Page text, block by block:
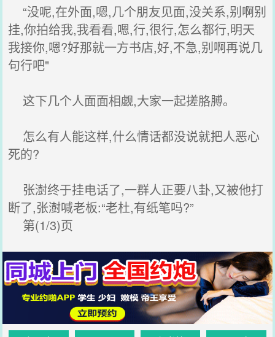
“没呢,在外面,嗯,几个朋友见面,没关系,别啊别
挂,你拍给我,我看看,嗯,行,很行,怎么都行,明天
我接你,嗯?好那就一方书店,好,不急,别啊再说几
句行吧"
这下几个人面面相觑,大家一起搓胳膊。
怎么有人能这样,什么情话都没说就把人恶心
死的?
张澍终于挂电话了,一群人正要八卦,又被他打
断了,张澍喊老板:“老杜,有纸笔吗?”
第(1/3)页